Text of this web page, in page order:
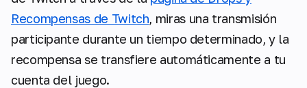
Recompensas de Twitch, miras una transmisión
participante durante un tiempo determinado, y la
recompensa se transfiere automáticamente a tu
cuenta del juego.